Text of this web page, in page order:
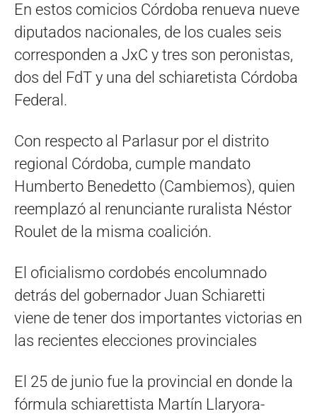
En estos comicios Córdoba renueva nueve
diputados nacionales, de los cuales seis
corresponden a JxC y tres son peronistas,
dos del FdT y una del schiaretista Córdoba
Federal.
Con respecto al Parlasur por el distrito
regional Córdoba, cumple mandato
Humberto Benedetto (Cambiemos), quien
reemplazó al renunciante ruralista Néstor
Roulet de la misma coalición.
El oficialismo cordobés encolumnado
detrás del gobernador Juan Schiaretti
viene de tener dos importantes victorias en
las recientes elecciones provinciales
El 25 de junio fue la provincial en donde la
fórmula schiarettista Martín Llaryora-